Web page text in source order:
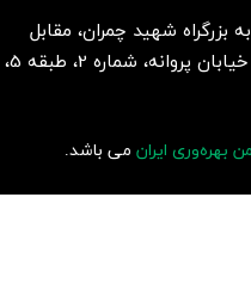
بزرگراه شهید چمران، مقابل
دانشکده مدیریت دانشگاه تهران، خیابان پروانه، شماره 2، طبقه 5،
بهره‌وری ایران می باشد.